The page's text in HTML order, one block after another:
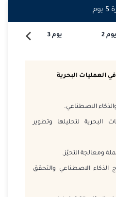
5 يوم
يوم 2 يوم3
العمليات البحرية
الاصطناعي.
البحرية لتحليلها وتطوير
ومعالجة التحيّز.
الذكاء الاصطناعي والتحقق